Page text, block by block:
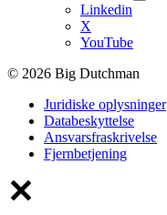
Linkedin
X
YouTube
© 2026 Big Dutchman
Juridiske oplysninger
Databeskyttelse
Ansvarsfraskrivelse
Fjernbetjening